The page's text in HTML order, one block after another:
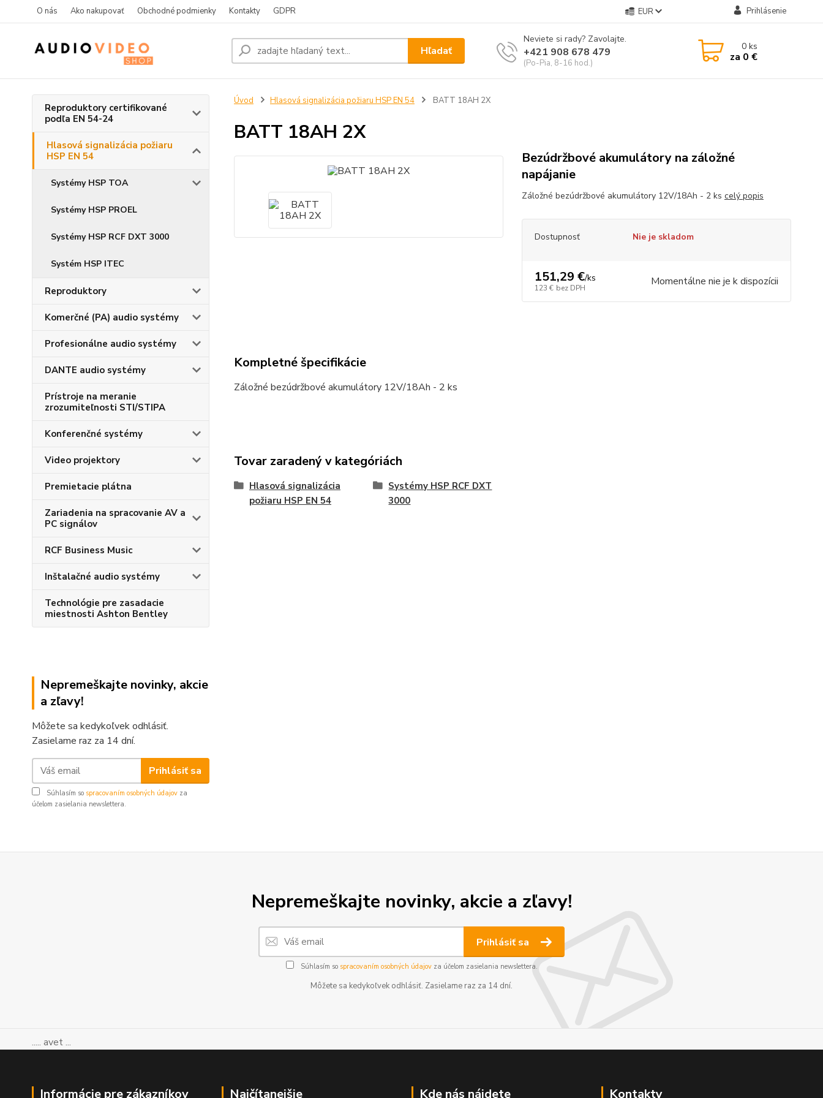
O nás Ako nakupovať Obchodné podmienky Kontakty GDPR EUR Prihlásenie
Hľadať
Neviete si rady? Zavolajte.
+421 908 678 479
(Po-Pia, 8-16 hod.)
0ks
za 0 €
Reproduktory certifikované
podľa EN 54-24
Hlasová signalizácia požiaru
HSP EN 54
Systémy HSP TOA
Systémy HSP PROEL
Systémy HSP RCF DXT 3000
Systém HSP ITEC
Reproduktory
Komerčné (PA) audio systémy
Profesionálne audio systémy
DANTE audio systémy
Prístroje na meranie
zrozumiteľnosti STI/STIPA
Konferenčné systémy
Video projektory
Premietacie plátna
Zariadenia na spracovanie AV a
PC signálov
RCF Business Music
Inštalačné audio systémy
Technológie pre zasadacie
miestnosti Ashton Bentley
Nepremeškajte novinky, akcie
a zľavy!
Môžete sa kedykoľvek odhlásiť.
Zasielame raz za 14 dní.
Prihlásiť sa
Súhlasím so spracovaním osobných údajov za
účelom zasielania newslettera.
Úvod Hlasová signalizácia požiaru HSP EN 54 BATT 18AH 2X
BATT 18AH 2X
Bezúdržbové akumulátory na záložné
napájanie
Záložné bezúdržbové akumulátory 12V/18Ah - 2 ks celý popis
Dostupnosť Nie je skladom
151,29 €/ks
123 € bez DPH Momentálne nie je k dispozícii
Kompletné špecifikácie
Záložné bezúdržbové akumulátory 12V/18Ah - 2 ks
Tovar zaradený v kategóriách
Hlasová signalizácia
požiaru HSP EN 54
Systémy HSP RCF DXT
3000
Nepremeškajte novinky, akcie a zľavy!
Prihlásiť sa
Súhlasím so spracovaním osobných údajovza účelom zasielania newslettera.
Môžete sa kedykoľvek odhlásiť. Zasielame raz za 14 dní.
..... avet ...
Informácie pre zákazníkov Najčítanejšie Kde nás nájdete Kontakty